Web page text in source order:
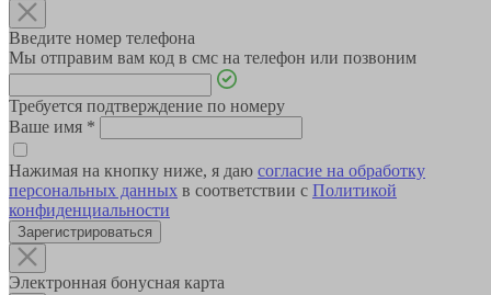
Введите номер телефона
Мы отправим вам код в смс на телефон или позвоним
Требуется подтверждение по номеру
Ваше имя *
Нажимая на кнопку ниже, я даю согласие на обработку
персональных данных в соответствии с Политикой
конфиденциальности
Зарегистрироваться
Электронная бонусная карта